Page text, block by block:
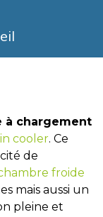
à chargement
cooler. Ce
de
froide
mais aussi un
pleine et